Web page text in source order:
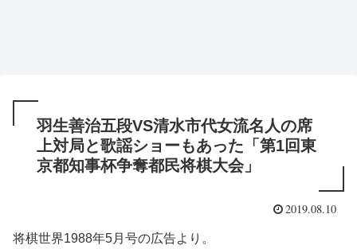
羽生善治五段VS清水市代女流名人の席
上対局と歌謡ショーもあった「第1回東
京都知事杯争奪都民将棋大会」
2019.08.10
将棋世界1988年5月号の広告より。